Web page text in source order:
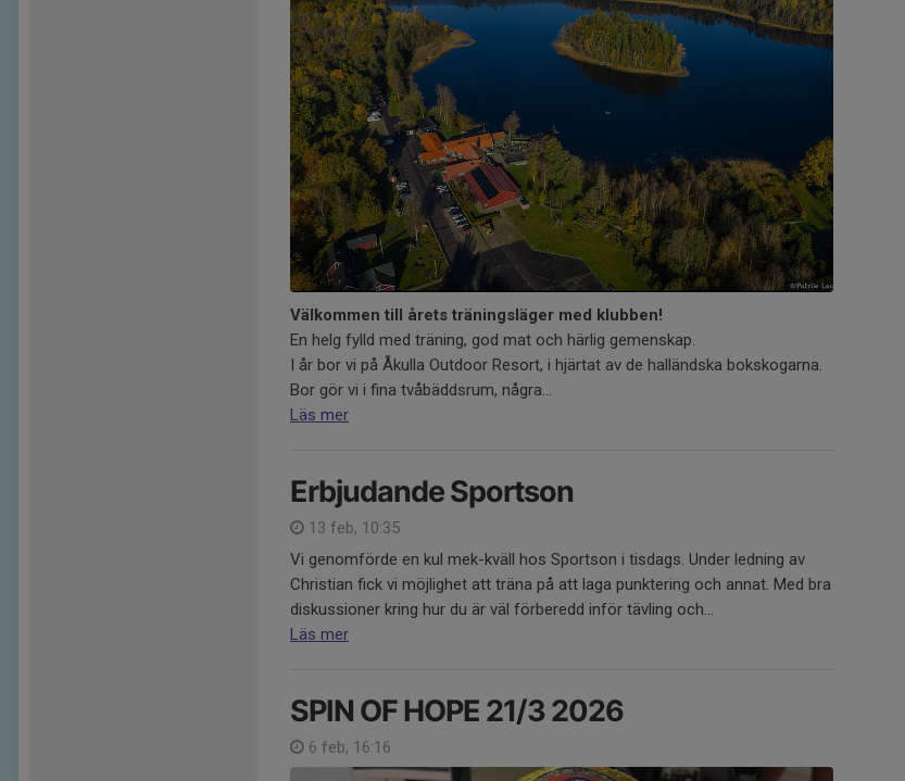
Välkommen till årets träningsläger med klubben!
En helg fylld med träning, god mat och härlig gemenskap.
I år bor vi på Åkulla Outdoor Resort, i hjärtat av de halländska bokskogarna.
Bor gör vi i fina tvåbäddsrum, några...
Läs mer
Erbjudande Sportson
13 feb, 10:35
Vi genomförde en kul mek-kväll hos Sportson i tisdags. Under ledning av
Christian fick vi möjlighet att träna på att laga punktering och annat. Med bra
diskussioner kring hur du är väl förberedd inför tävling och...
Läs mer
SPIN OF HOPE 21/3 2026
6 feb, 16:16